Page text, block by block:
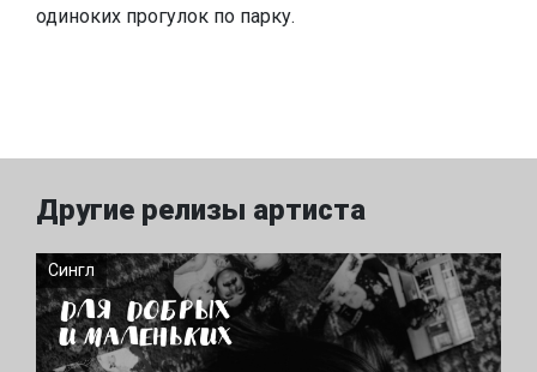
одиноких прогулок по парку.
Другие релизы артиста
Сингл